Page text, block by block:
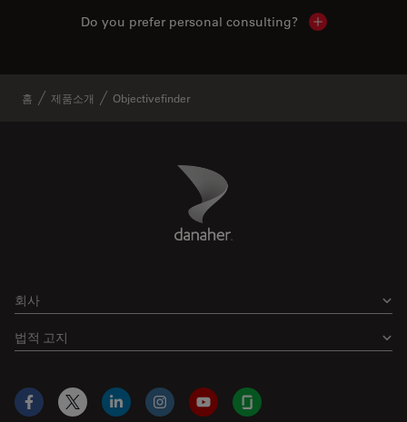
Do you prefer personal consulting? Show local
홈 제품소개 Objectivefinder
Danaher Logo
회사
법적 고지
Facebook
X LinkedInInstagramYouTubeGlassdoor